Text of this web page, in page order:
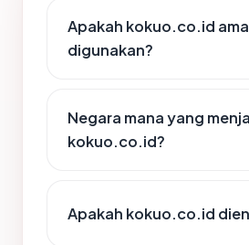
Apakah kokuo.co.id
digunakan?
Negara mana yang
kokuo.co.id?
Apakah kokuo.co.id